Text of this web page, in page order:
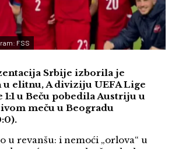
FSS
Srbije izborila je
elitnu, A diviziju UEFA Lige
u Beču pobedila Austriju u
meču u Beogradu
u revanšu: i nemoći „orlova“ u